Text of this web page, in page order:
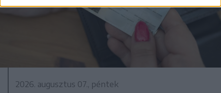
2026. augusztus 07., péntek